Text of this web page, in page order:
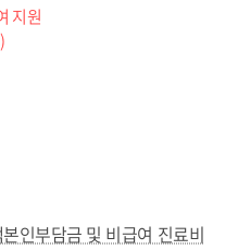
지원
인부담금 및 비급여 진료비